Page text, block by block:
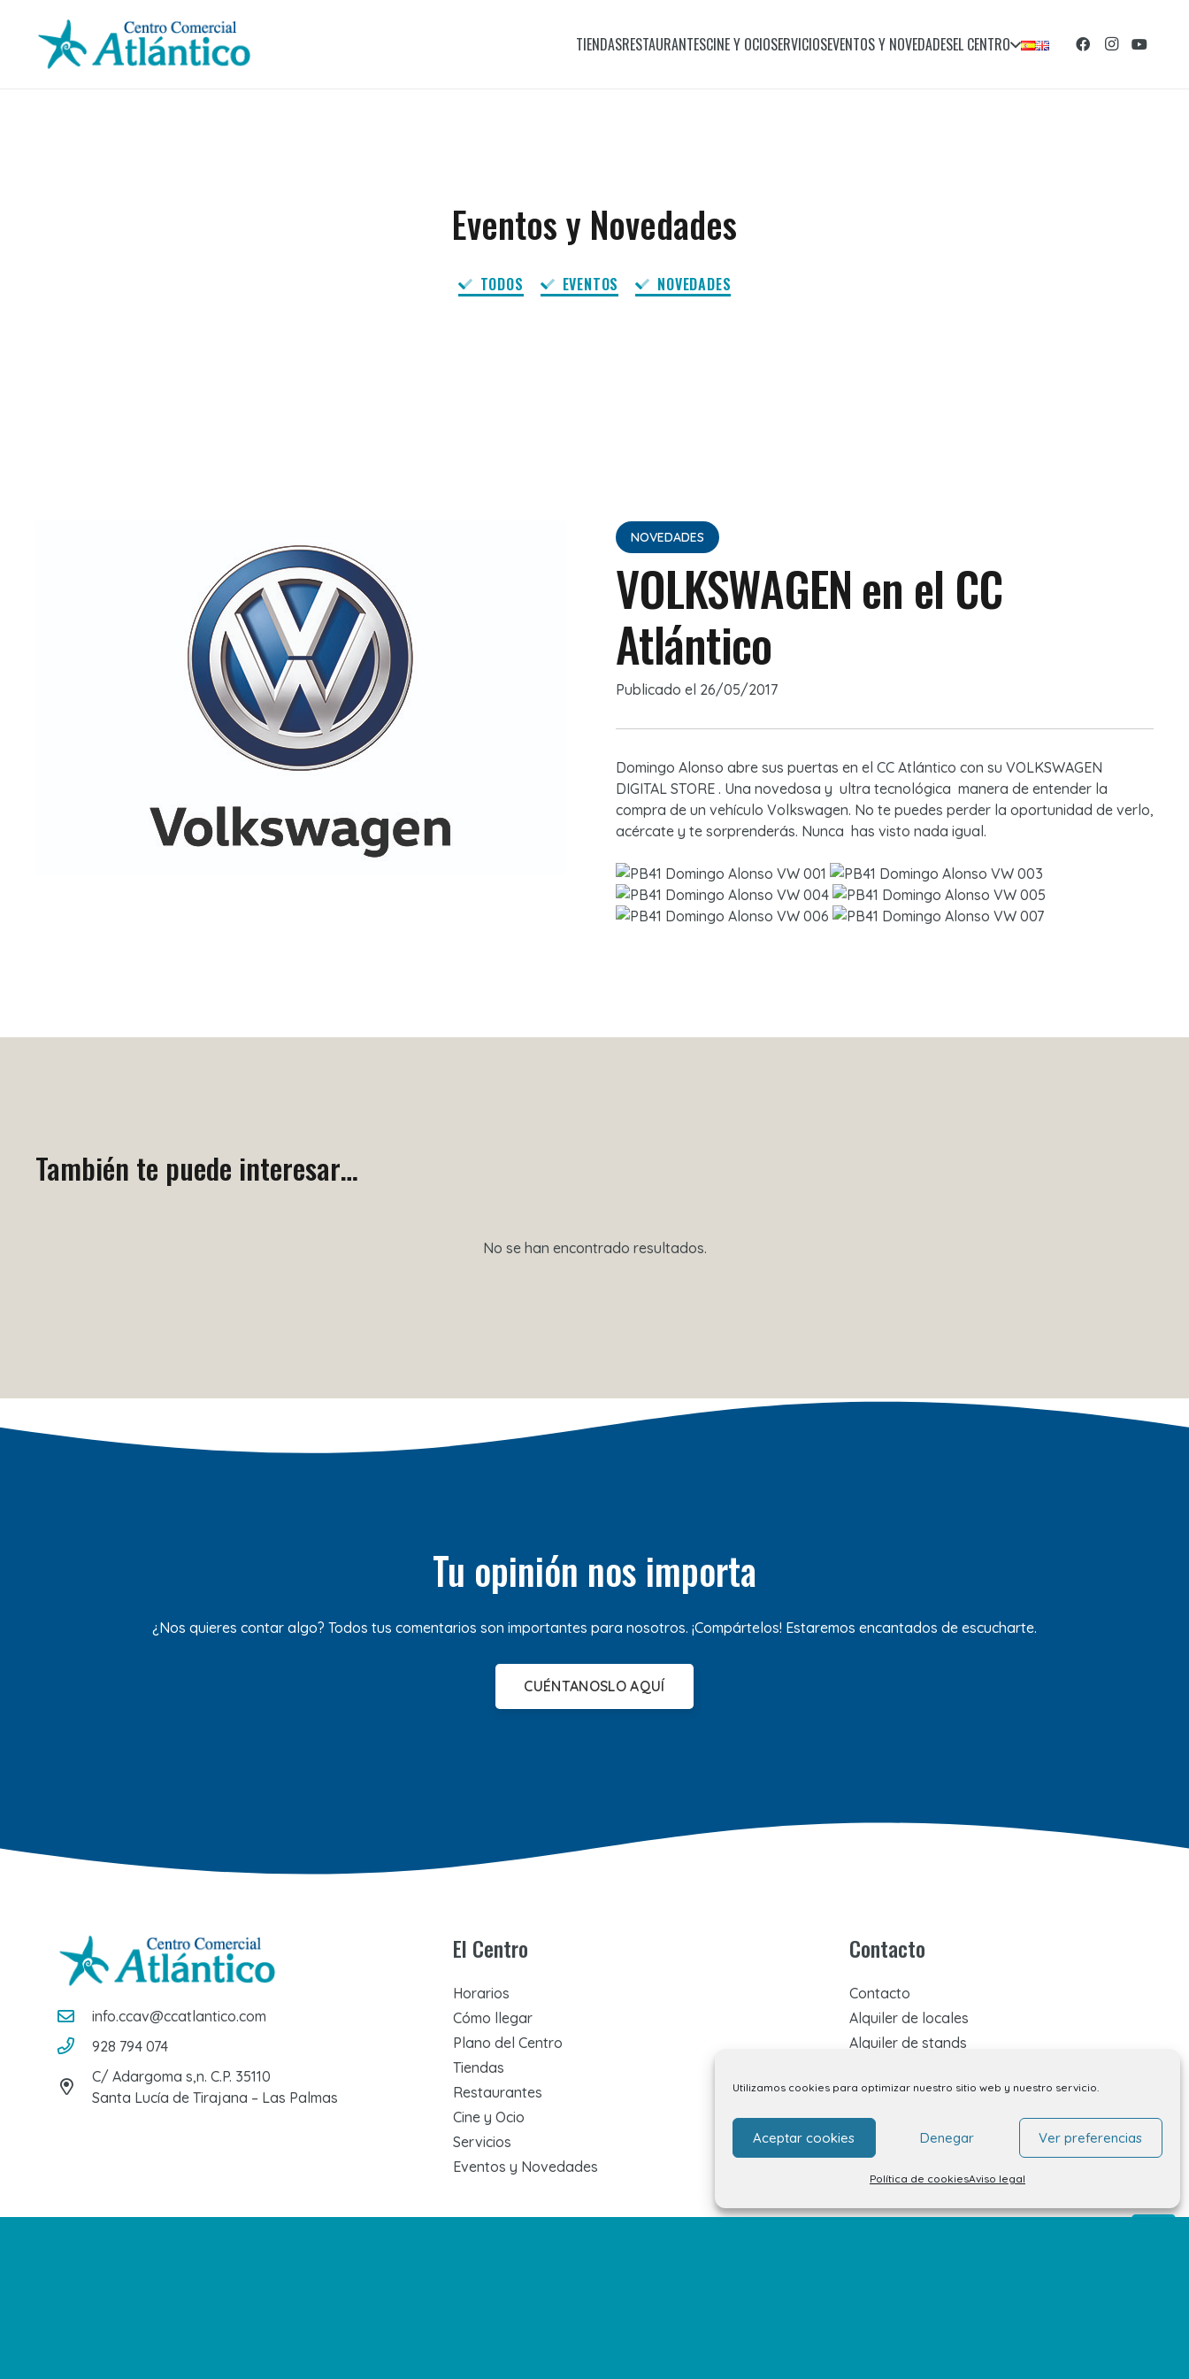
Utilizamos cookies para optimizar nuestro sitio web y nuestro servicio.
Aceptar cookies Denegar Ver preferencias
Política de cookiesAviso legal
TIENDASRESTAURANTESCINE Y OCIOSERVICIOSEVENTOS Y NOVEDADESEL CENTRO
Eventos y Novedades
TODOS EVENTOS NOVEDADES
NOVEDADES
VOLKSWAGEN en el CC
Atlántico
Publicado el 26/05/2017
Domingo Alonso abre sus puertas en el CC Atlántico con su VOLKSWAGEN
DIGITAL STORE . Una novedosa y ultra tecnológica manera de entender la
compra de un vehículo Volkswagen. No te puedes perder la oportunidad de verlo,
acércate y te sorprenderás. Nunca has visto nada igual.
También te puede interesar…
No se han encontrado resultados.
Tu opinión nos importa
¿Nos quieres contar algo? Todos tus comentarios son importantes para nosotros. ¡Compártelos! Estaremos encantados de escucharte.
CUÉNTANOSLO AQUÍ
info.ccav@ccatlantico.com
928 794 074
C/ Adargoma s,n. C.P. 35110
Santa Lucía de Tirajana – Las Palmas
El Centro
Horarios
Cómo llegar
Plano del Centro
Tiendas
Restaurantes
Cine y Ocio
Servicios
Eventos y Novedades
Contacto
Contacto
Alquiler de locales
Alquiler de stands
Trabaja con nosotros
Preguntas Frecuentes